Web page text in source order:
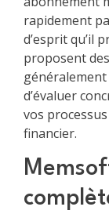
rapidement
d’esprit qu’il
proposent
d’évaluer
vos
financier.